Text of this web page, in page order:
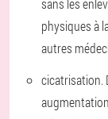
sans les
physiques à
autres
cicatrisation.